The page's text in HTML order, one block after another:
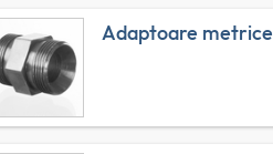
Adaptoare metrice